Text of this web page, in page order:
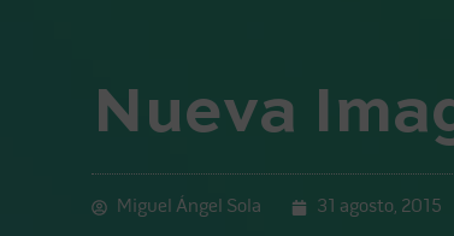
Nueva
Miguel Ángel Sola 31 agosto, 2015